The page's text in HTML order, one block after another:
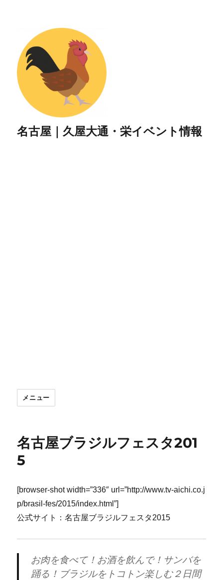
名古屋｜久屋大通・栄イベント情報
メニュー
名古屋ブラジルフェスタ201
5
[browser-shot width=”336″ url=”http://www.tv-aichi.co.j
p/brasil-fes/2015/index.html”]
公式サイト：名古屋ブラジルフェスタ2015
お肉を食べて！お酒を飲んで！サンバを
踊る！ブラジルをトコトン楽しむ２日間